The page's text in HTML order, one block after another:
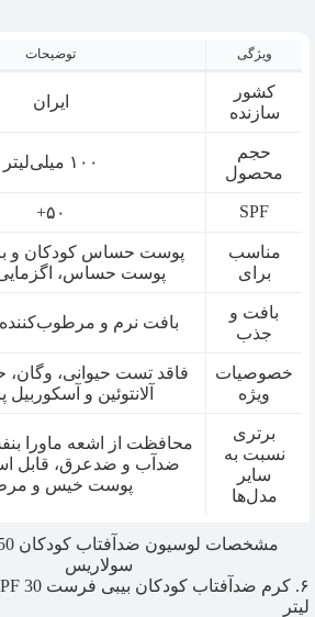
ویژگی توضیحات
کشور
سازنده
ایران
حجم
محصول
۱۰۰ میلی‌لیتر
SPF ۵۰+
مناسب
برای
پوست حساس کودکان و
پوست حساس، اگزمایی
بافت و
جذب
بافت نرم و
خصوصیات
ویژه
فاقد تست حیوانی، وگان،
آلانتوئین و آسکوربیل
برتری
نسبت به
سایر
مدل‌ها
محافظت از اشعه ماورا
ضدآب و ضدعرق، قابل
پوست خیس و
سولاریس
لیتر